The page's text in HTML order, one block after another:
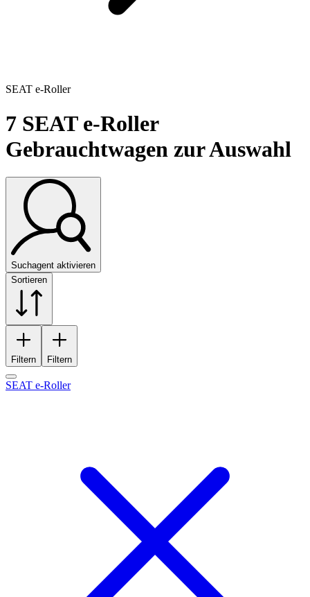
SEAT e-Roller
7 SEAT e-Roller
Gebrauchtwagen zur Auswahl
Suchagent aktivieren
Sortieren
Filtern Filtern
SEAT e-Roller